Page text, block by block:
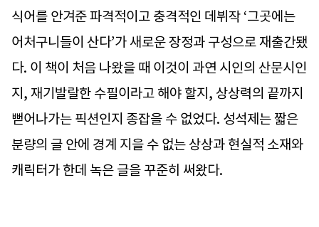
식어를 안겨준 파격적이고 충격적인 데뷔작 ‘그곳에는
어처구니들이 산다’가 새로운 장정과 구성으로 재출간됐
다. 이 책이 처음 나왔을 때 이것이 과연 시인의 산문시인
지, 재기발랄한 수필이라고 해야 할지, 상상력의 끝까지
뻗어나가는 픽션인지 종잡을 수 없었다. 성석제는 짧은
분량의 글 안에 경계 지을 수 없는 상상과 현실적 소재와
캐릭터가 한데 녹은 글을 꾸준히 써왔다.